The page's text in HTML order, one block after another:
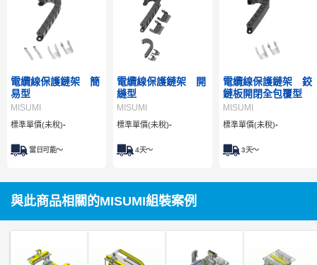
電纜線保護鏈架 簡
易型
MISUMI
標準單價(未稅)-
當日可能～
電纜線保護鏈架 開
縫型
MISUMI
標準單價(未稅)-
4天～
電纜線保護鏈架 鉸
鏈板開閉全包覆型
MISUMI
標準單價(未稅)-
3天～
與此商品相關的MISUMI組裝案例